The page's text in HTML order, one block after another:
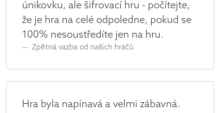
únikovku, ale šifrovací hru - počítejte,
že je hra na celé odpoledne, pokud se
100% nesoustředíte jen na hru.
Zpětná vazba od našich hráčů
Hra byla napínavá a velmi zábavná.